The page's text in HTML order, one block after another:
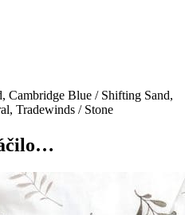
Cambridge Blue / Shifting Sand,
Tradewinds / Stone